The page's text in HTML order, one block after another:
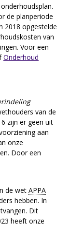
de planperiode
2018 opgestelde
van
Voor een
Onderhoud
van de
zijn er geen uit
aan
onze
Door een
de wet APPA
hebben. In
Dit
heeft onze